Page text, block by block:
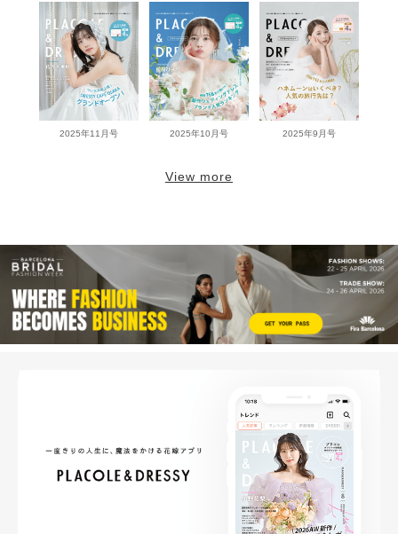
2025年11月号 2025年10月号 2025年9月号
View more